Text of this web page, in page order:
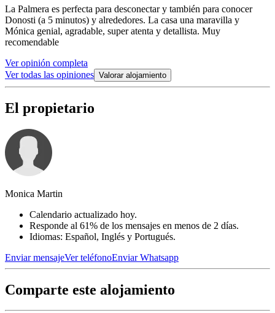
La Palmera es perfecta para desconectar y también para conocer
Donosti (a 5 minutos) y alrededores. La casa una maravilla y
Mónica genial, agradable, super atenta y detallista. Muy
recomendable
Ver opinión completa
Ver todas las opiniones Valorar alojamiento
El propietario
Monica Martin
Calendario actualizado hoy.
Responde al 61% de los mensajes en menos de 2 días.
Idiomas: Español, Inglés y Portugués.
Enviar mensajeVer teléfonoEnviar Whatsapp
Comparte este alojamiento